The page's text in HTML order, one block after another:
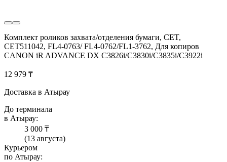
Комплект роликов захвата/отделения бумаги, CET,
CET511042, FL4-0763/ FL4-0762/FL1-3762, Для копиров
CANON iR ADVANCE DX C3826i/C3830i/C3835i/C3922i
12 979 ₸
Доставка в Атырау
До терминала
в Атырау:
3 000 ₸
(13 августа)
Курьером
по Атырау: